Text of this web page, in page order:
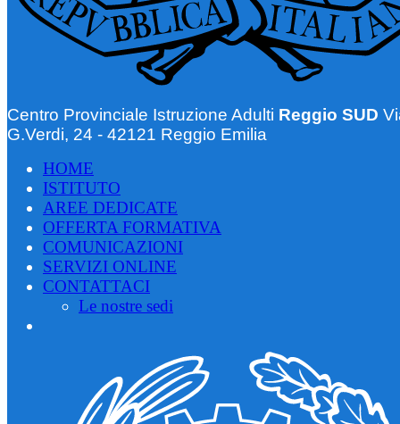
Centro Provinciale Istruzione Adulti Reggio SUD
G.Verdi, 24 - 42121 Reggio Emilia
HOME
ISTITUTO
AREE DEDICATE
OFFERTA FORMATIVA
COMUNICAZIONI
SERVIZI ONLINE
CONTATTACI
Le nostre sedi